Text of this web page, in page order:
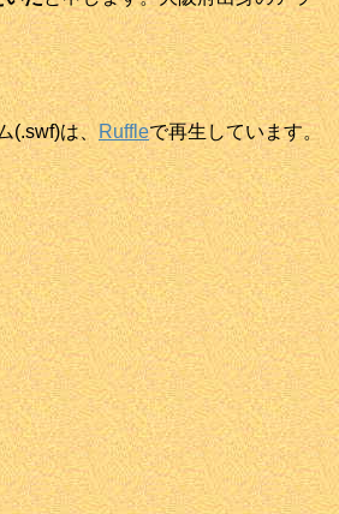
(.swf)は、 Ruffleで再生しています。